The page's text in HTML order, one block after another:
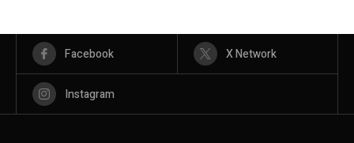
Facebook X Network
Instagram